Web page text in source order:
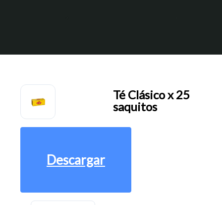
Té Clásico x 25
saquitos
Descargar